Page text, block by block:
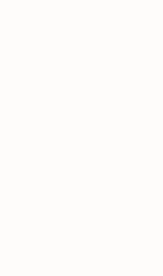
estar
a reservar